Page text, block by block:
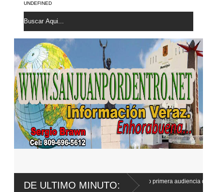
UNDEFINED
DE ULTIMO MINUTO:
Tribunal fija para agosto primera audiencia de fondo por derrumbe del